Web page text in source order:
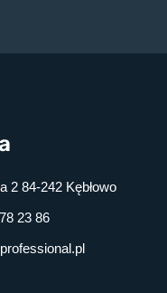
2 84-242 Kębłowo
23 86